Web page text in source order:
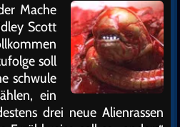
Mache
Scott
soll
schwule
ein
drei neue Alienrassen